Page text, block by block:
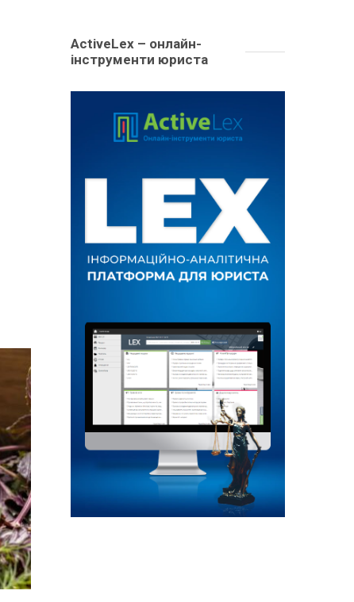
ActiveLex – онлайн-
інструменти юриста